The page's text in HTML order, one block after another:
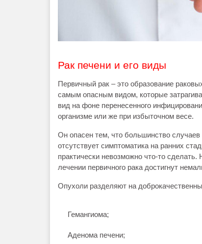
Рак печени и его виды
Первичный рак – это образование
самым опасным видом, которые
вид на фоне перенесенного
организме или же при избыточном весе.
Он опасен тем, что большинство
отсутствует симптоматика на ранних
практически невозможно что-то
лечении первичного рака достигнут
Опухоли разделяют на
Гемангиома;
Аденома печени;